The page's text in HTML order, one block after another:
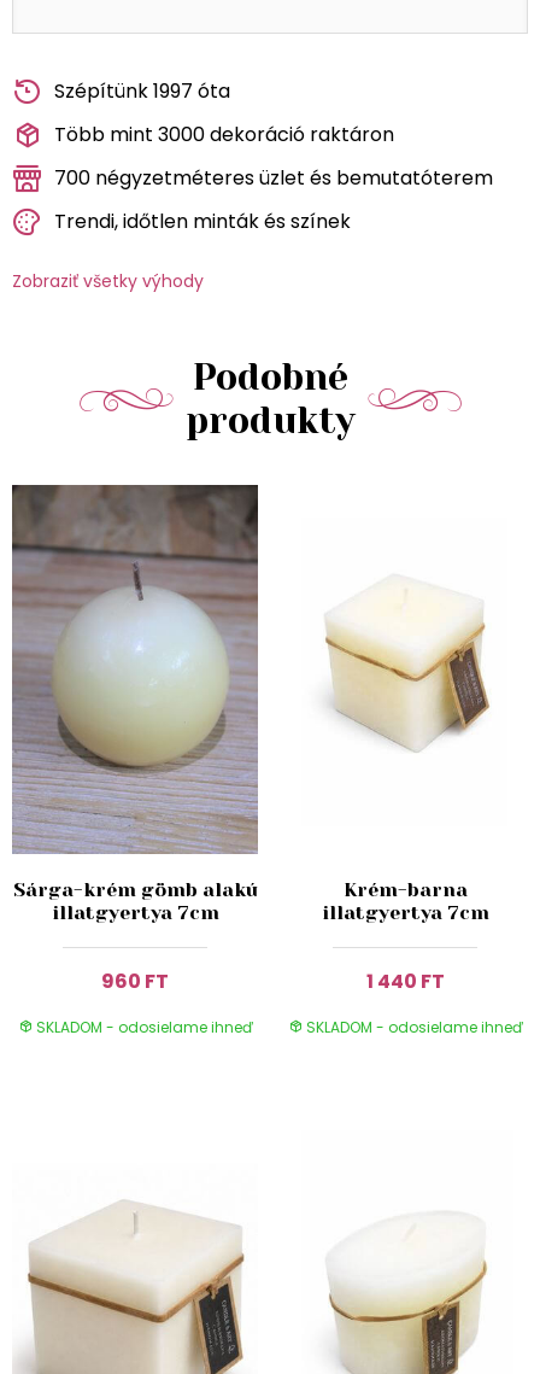
Szépítünk 1997 óta
Több mint 3000 dekoráció raktáron
700 négyzetméteres üzlet és bemutatóterem
Trendi, időtlen minták és színek
Zobraziť všetky výhody
Podobné
produkty
Sárga-krém gömb alakú
illatgyertya 7cm
960 FT
SKLADOM - odosielame ihneď
Krém-barna
illatgyertya 7cm
1 440 FT
SKLADOM - odosielame ihneď